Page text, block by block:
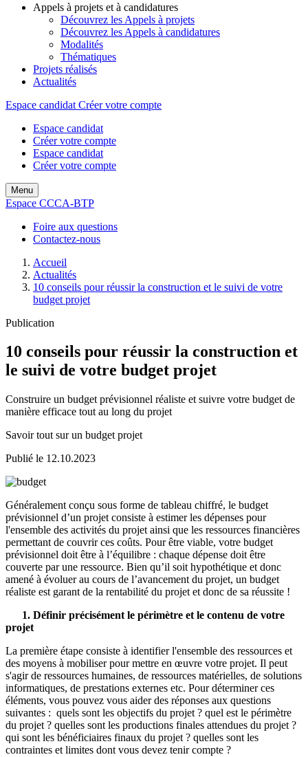
Appels à projets et à candidatures
Découvrez les Appels à projets
Découvrez les Appels à candidatures
Modalités
Thématiques
Projets réalisés
Actualités
Espace candidat Créer votre compte
Espace candidat
Créer votre compte
Espace candidat
Créer votre compte
Menu
Espace CCCA-BTP
Foire aux questions
Contactez-nous
Accueil
Actualités
10 conseils pour réussir la construction et le suivi de votre
budget projet
Publication
10 conseils pour réussir la construction et
le suivi de votre budget projet
Construire un budget prévisionnel réaliste et suivre votre budget de
manière efficace tout au long du projet
Savoir tout sur un budget projet
Publié le 12.10.2023
Généralement conçu sous forme de tableau chiffré, le budget
prévisionnel d’un projet consiste à estimer les dépenses pour
l'ensemble des activités du projet ainsi que les ressources financières
permettant de couvrir ces coûts. Pour être viable, votre budget
prévisionnel doit être à l’équilibre : chaque dépense doit être
couverte par une ressource. Bien qu’il soit hypothétique et donc
amené à évoluer au cours de l’avancement du projet, un budget
réaliste est garant de la rentabilité du projet et donc de sa réussite !
1. Définir précisément le périmètre et le contenu de votre
projet
La première étape consiste à identifier l'ensemble des ressources et
des moyens à mobiliser pour mettre en œuvre votre projet. Il peut
s'agir de ressources humaines, de ressources matérielles, de solutions
informatiques, de prestations externes etc. Pour déterminer ces
éléments, vous pouvez vous aider des réponses aux questions
suivantes : quels sont les objectifs du projet ? quel est le périmètre
du projet ? quelles sont les productions finales attendues du projet ?
qui sont les bénéficiaires finaux du projet ? quelles sont les
contraintes et limites dont vous devez tenir compte ?